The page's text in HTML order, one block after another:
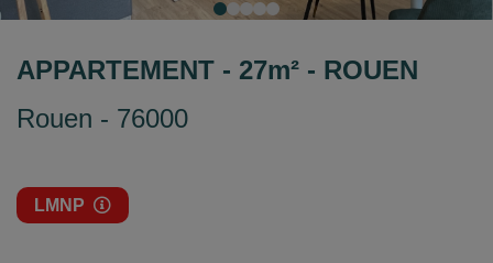
APPARTEMENT - 27m² - ROUEN
Rouen - 76000
LMNP